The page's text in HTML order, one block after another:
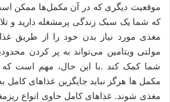
موقعیت دیگری که در آن مکمل‌ها ممکن
که شما یک سبک زندگی پرمشغله دارید و
مغذی مورد نیاز بدن خود را از طریق
مولتی ویتامین می‌تواند به پر کردن
شما کمک کند .با این حال، مهم است که
مکمل ها هرگز نباید جایگزین غذاهای کامل
مغذی شوند. غذاهای کامل حاوی انواع